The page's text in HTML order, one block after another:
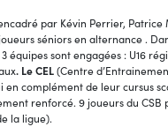
par Kévin Perrier, Patrice
séniors en alternance .
équipes sont engagées : U16
. Le CEL(Centre
en complément de leur cursus
renforcé. 9 joueurs du CSB
la ligue).